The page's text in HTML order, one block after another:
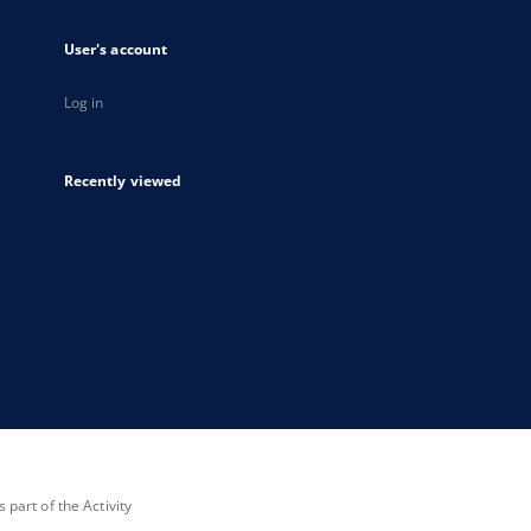
User's account
Log in
Recently viewed
part of the Activity